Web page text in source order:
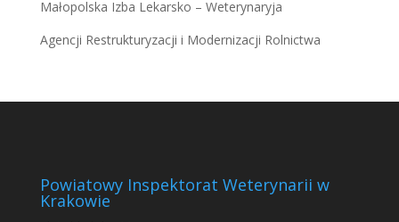
Małopolska Izba Lekarsko – Weterynaryja
Agencji Restrukturyzacji i Modernizacji Rolnictwa
Powiatowy Inspektorat Weterynarii w
Krakowie